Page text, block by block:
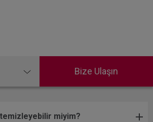
Bize Ulaşın
miyim?